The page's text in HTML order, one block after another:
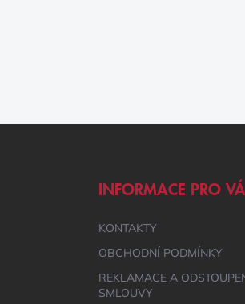
INFORMACE PRO
KONTAKTY
OBCHODNÍ PODMÍNKY
REKLAMACE A
SMLOUVY